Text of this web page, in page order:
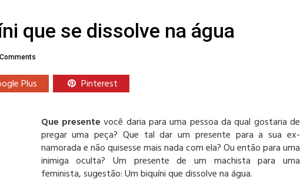
que se dissolve na água
Plus Pinterest
Que presente você daria para uma pessoa da qual gostaria de
pregar uma peça? Que tal dar um presente para a sua ex-
namorada e não quisesse mais nada com ela? Ou então para uma
inimiga oculta? Um presente de um machista para uma
feminista, sugestão: Um biquíni que dissolve na água.